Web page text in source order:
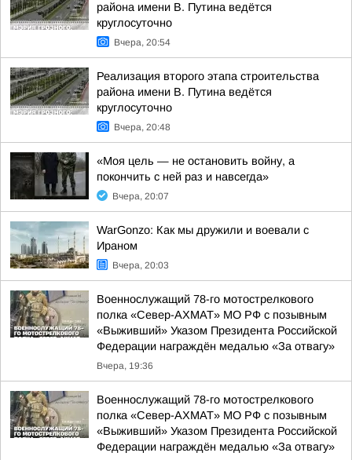
района имени В. Путина ведётся
круглосуточно
Вчера, 20:54
Реализация второго этапа строительства
района имени В. Путина ведётся
круглосуточно
Вчера, 20:48
«Моя цель — не остановить войну, а
покончить с ней раз и навсегда»
Вчера, 20:07
WarGonzo: Как мы дружили и воевали с
Ираном
Вчера, 20:03
Военнослужащий 78-го мотострелкового
полка «Север-АХМАТ» МО РФ с позывным
«Выживший» Указом Президента Российской
Федерации награждён медалью «За отвагу»
Вчера, 19:36
Военнослужащий 78-го мотострелкового
полка «Север-АХМАТ» МО РФ с позывным
«Выживший» Указом Президента Российской
Федерации награждён медалью «За отвагу»